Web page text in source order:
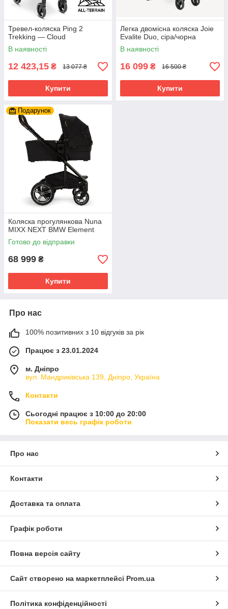
Тревел-коляска Ping 2
Trekking — Cloud
В наявності
12 423,15 ₴ 13 077 ₴
Купити
Легка двомісна коляска Joie
Evalite Duo, сіра/чорна
В наявності
16 099 ₴ 16 500 ₴
Купити
Подарунок
Коляска прогулянкова Nuna
MIXX NEXT BMW Element
Готово до відправки
68 999 ₴
Купити
Про нас
100% позитивних з 10 відгуків за рік
Працює з 23.01.2024
м. Дніпро
вул. Мандриківська 139, Дніпро, Україна
Контакти
Сьогодні працює з 10:00 до 20:00
Показати весь графік роботи
Про нас
Контакти
Доставка та оплата
Графік роботи
Повна версія сайту
Сайт створено на маркетплейсі Prom.ua
Політика конфіденційності